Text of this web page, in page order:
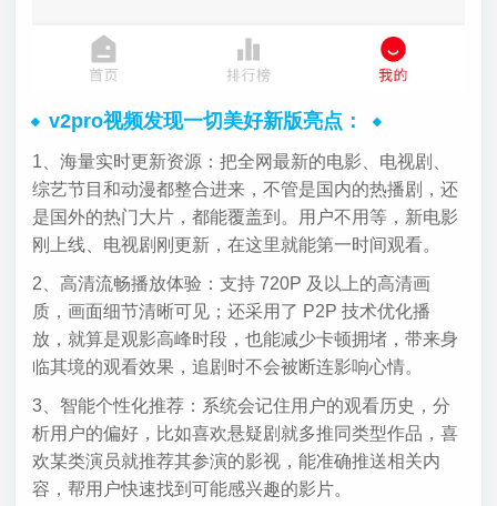
v2pro视频发现一切美好新版亮点：
1、海量实时更新资源：把全网最新的电影、电视剧、
综艺节目和动漫都整合进来，不管是国内的热播剧，还
是国外的热门大片，都能覆盖到。用户不用等，新电影
刚上线、电视剧刚更新，在这里就能第一时间观看。
2、高清流畅播放体验：支持 720P 及以上的高清画
质，画面细节清晰可见；还采用了 P2P 技术优化播
放，就算是观影高峰时段，也能减少卡顿拥堵，带来身
临其境的观看效果，追剧时不会被断连影响心情。
3、智能个性化推荐：系统会记住用户的观看历史，分
析用户的偏好，比如喜欢悬疑剧就多推同类型作品，喜
欢某类演员就推荐其参演的影视，能准确推送相关内
容，帮用户快速找到可能感兴趣的影片。